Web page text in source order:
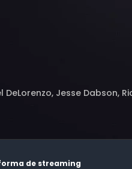
Jesse Dabson,
Evan J. Klisser, Evan
Phoenix, André
de streaming